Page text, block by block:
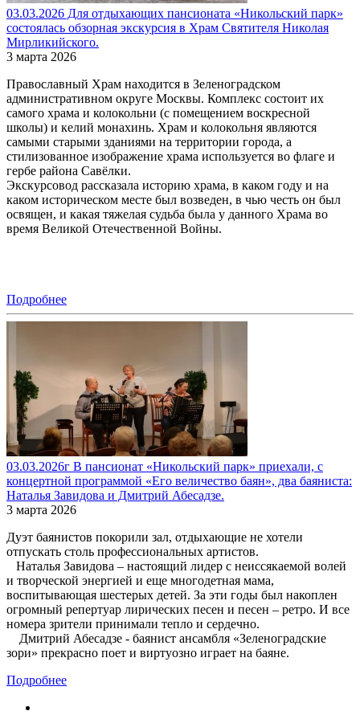
03.03.2026 Для отдыхающих пансионата «Никольский парк»
состоялась обзорная экскурсия в Храм Святителя Николая
Мирликийского.
3 марта 2026
Православный Храм находится в Зеленоградском
административном округе Москвы. Комплекс состоит их
самого храма и колокольни (с помещением воскресной
школы) и келий монахинь. Храм и колокольня являются
самыми старыми зданиями на территории города, а
стилизованное изображение храма используется во флаге и
гербе района Савёлки.
Экскурсовод рассказала историю храма, в каком году и на
каком историческом месте был возведен, в чью честь он был
освящен, и какая тяжелая судьба была у данного Храма во
время Великой Отечественной Войны.
Подробнее
03.03.2026г В пансионат «Никольский парк» приехали, с
концертной программой «Его величество баян», два баяниста:
Наталья Завидова и Дмитрий Абесадзе.
3 марта 2026
Дуэт баянистов покорили зал, отдыхающие не хотели
отпускать столь профессиональных артистов.
Наталья Завидова – настоящий лидер с неиссякаемой волей
и творческой энергией и еще многодетная мама,
воспитывающая шестерых детей. За эти годы был накоплен
огромный репертуар лирических песен и песен – ретро. И все
номера зрители принимали тепло и сердечно.
Дмитрий Абесадзе - баянист ансамбля «Зеленоградские
зори» прекрасно поет и виртуозно играет на баяне.
Подробнее